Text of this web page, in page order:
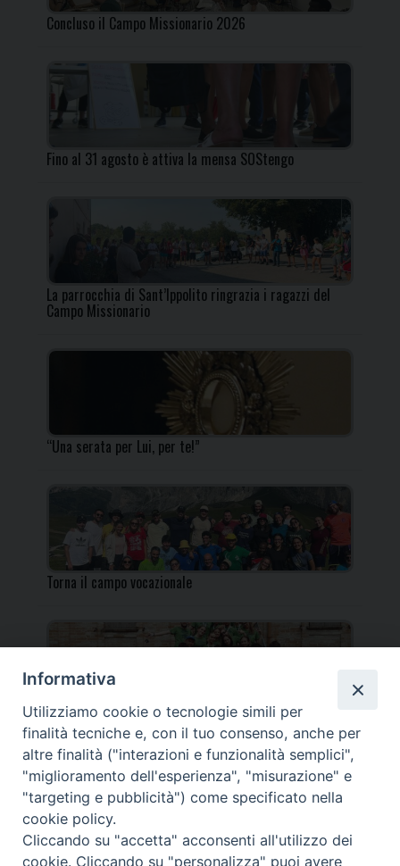
Concluso il Campo Missionario 2026
Fino al 31 agosto è attiva la mensa SOStengo
La parrocchia di Sant’Ippolito ringrazia i ragazzi del
Campo Missionario
“Una serata per Lui, per te!”
Torna il campo vocazionale
Torna il Campo Missionario Diocesano
_____________________________________________________
_____________________________
Informativa
Utilizziamo cookie o tecnologie simili per
finalità tecniche e, con il tuo consenso, anche per
altre finalità ("interazioni e funzionalità semplici",
"miglioramento dell'esperienza", "misurazione" e
"targeting e pubblicità") come specificato nella
cookie policy.
Cliccando su "accetta" acconsenti all'utilizzo dei
cookie. Cliccando su "personalizza" puoi avere